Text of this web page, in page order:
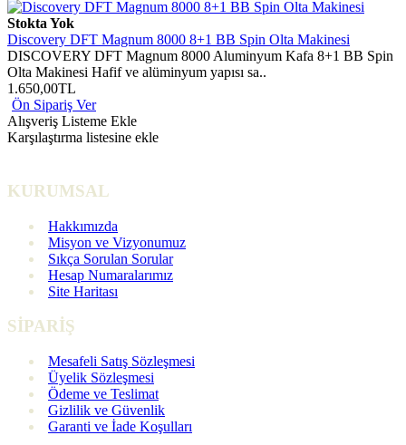
Stokta Yok
Discovery DFT Magnum 8000 8+1 BB Spin Olta Makinesi
DISCOVERY DFT Magnum 8000 Aluminyum Kafa 8+1 BB Spin
Olta Makinesi Hafif ve alüminyum yapısı sa..
1.650,00TL
Ön Sipariş Ver
Alışveriş Listeme Ekle
Karşılaştırma listesine ekle
KURUMSAL
Hakkımızda
Misyon ve Vizyonumuz
Sıkça Sorulan Sorular
Hesap Numaralarımız
Site Haritası
SİPARİŞ
Mesafeli Satış Sözleşmesi
Üyelik Sözleşmesi
Ödeme ve Teslimat
Gizlilik ve Güvenlik
Garanti ve İade Koşulları